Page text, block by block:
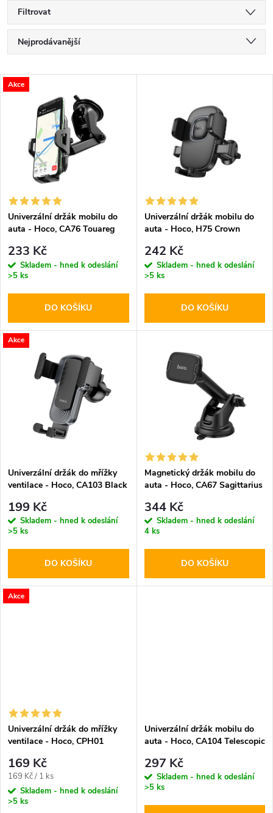
Filtrovat
Ř
a
í
p
r
o
d
u
Nejprodávanější
Nejdražší
Abecedně
V
s
p
r
o
d
Akce
Univerzální držák mobilu do
auta - Hoco, CA76 Touareg
233 Kč
Skladem - hned k odeslání
>5 ks
DO KOŠÍKU
Univerzální držák mobilu do
auta - Hoco, H75 Crown
242 Kč
Skladem - hned k odeslání
>5 ks
DO KOŠÍKU
Akce
Univerzální držák do mřížky
ventilace - Hoco, CA103 Black
199 Kč
Skladem - hned k odeslání
>5 ks
DO KOŠÍKU
Magnetický držák mobilu do
auta - Hoco, CA67 Sagittarius
344 Kč
Skladem - hned k odeslání
4 ks
DO KOŠÍKU
Akce
Univerzální držák do mřížky
ventilace - Hoco, CPH01
169 Kč
Měrná
cena:
169 Kč / 1 ks
Skladem - hned k odeslání
>5 ks
Univerzální držák mobilu do
auta - Hoco, CA104 Telescopic
297 Kč
Skladem - hned k odeslání
>5 ks